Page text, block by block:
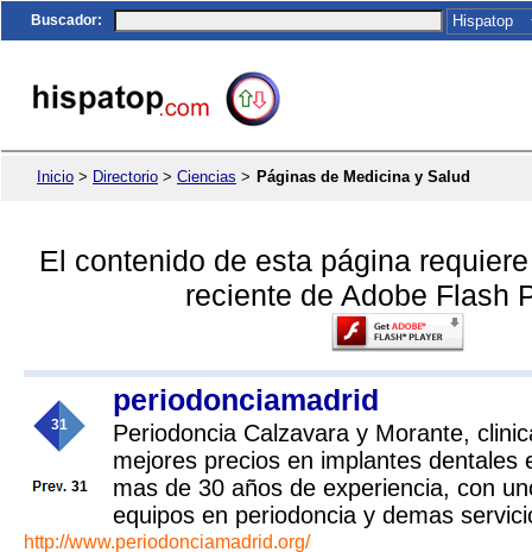
Buscador:
Inicio > Directorio > Ciencias > Páginas de Medicina y Salud
El contenido de esta página
reciente de Adobe Flash
31
31
periodonciamadrid
Periodoncia Calzavara y Morante,
mejores precios en implantes dentales
mas de 30 años de experiencia, con
equipos en periodoncia y demas
http://www.periodonciamadrid.org/